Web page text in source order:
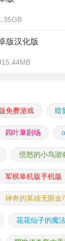
版汉化版
免费游戏 暗
四叶草剧场
愤怒的小鸟游
军棋单机版手机版
神奇的英雄无限金
花花仙子的魔